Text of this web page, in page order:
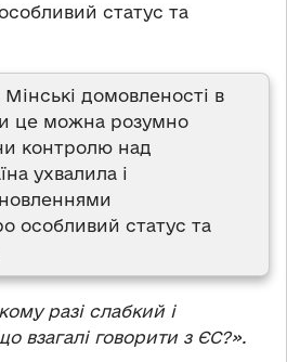
статус та
домовленості в
це можна розумно
контролю над
ухвалила і
особливий статус та
разі слабкий і
взагалі говорити з ЄС?».